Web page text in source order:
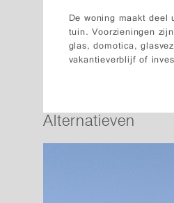
De woning maakt deel
tuin. Voorzieningen
glas, domotica,
vakantieverblijf of
Alternatieven